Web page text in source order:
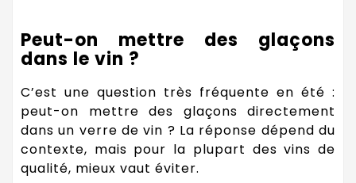
Peut-on mettre des glaçons
dans le vin ?
C’est une question très fréquente en été :
peut-on mettre des glaçons directement
dans un verre de vin ? La réponse dépend du
contexte, mais pour la plupart des vins de
qualité, mieux vaut éviter.